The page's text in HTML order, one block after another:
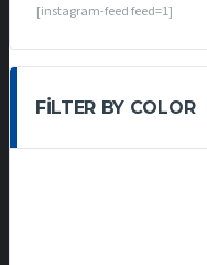
[instagram-feed feed=1]
FILTER BY COLOR